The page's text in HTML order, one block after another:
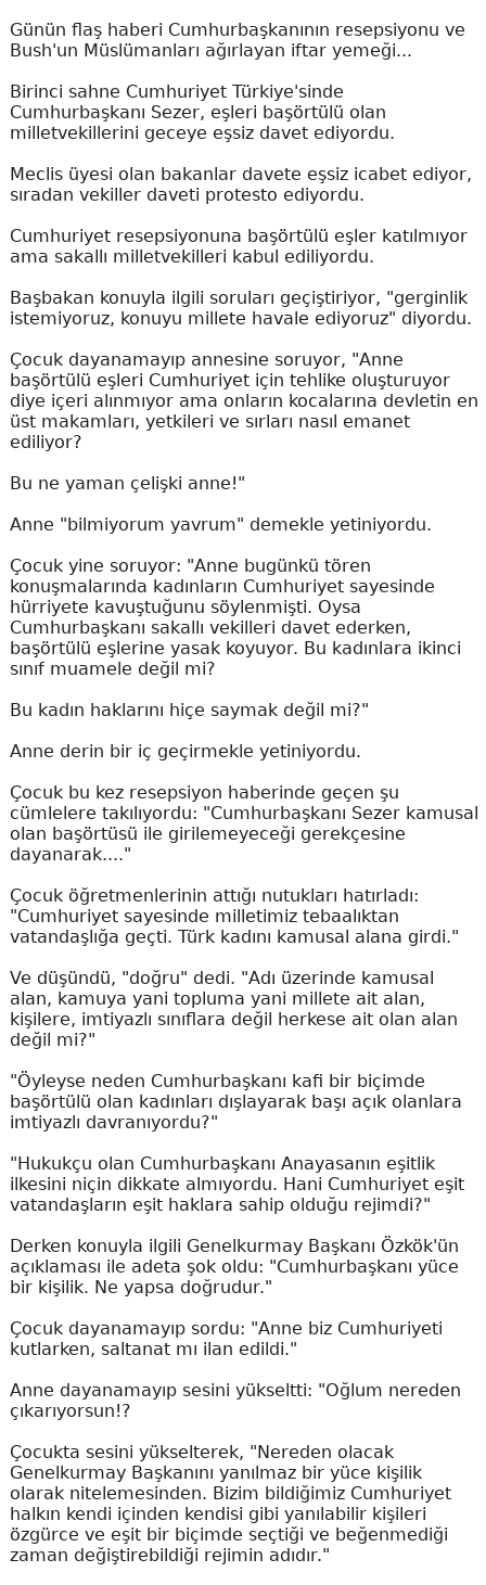
Günün flaş haberi Cumhurbaşkanının resepsiyonu ve
Bush'un Müslümanları ağırlayan iftar yemeği...
Birinci sahne Cumhuriyet Türkiye'sinde
Cumhurbaşkanı Sezer, eşleri başörtülü olan
milletvekillerini geceye eşsiz davet ediyordu.
Meclis üyesi olan bakanlar davete eşsiz icabet ediyor,
sıradan vekiller daveti protesto ediyordu.
Cumhuriyet resepsiyonuna başörtülü eşler katılmıyor
ama sakallı milletvekilleri kabul ediliyordu.
Başbakan konuyla ilgili soruları geçiştiriyor, "gerginlik
istemiyoruz, konuyu millete havale ediyoruz" diyordu.
Çocuk dayanamayıp annesine soruyor, "Anne
başörtülü eşleri Cumhuriyet için tehlike oluşturuyor
diye içeri alınmıyor ama onların kocalarına devletin en
üst makamları, yetkileri ve sırları nasıl emanet
ediliyor?
Bu ne yaman çelişki anne!"
Anne "bilmiyorum yavrum" demekle yetiniyordu.
Çocuk yine soruyor: "Anne bugünkü tören
konuşmalarında kadınların Cumhuriyet sayesinde
hürriyete kavuştuğunu söylenmişti. Oysa
Cumhurbaşkanı sakallı vekilleri davet ederken,
başörtülü eşlerine yasak koyuyor. Bu kadınlara ikinci
sınıf muamele değil mi?
Bu kadın haklarını hiçe saymak değil mi?"
Anne derin bir iç geçirmekle yetiniyordu.
Çocuk bu kez resepsiyon haberinde geçen şu
cümlelere takılıyordu: "Cumhurbaşkanı Sezer kamusal
olan başörtüsü ile girilemeyeceği gerekçesine
dayanarak...."
Çocuk öğretmenlerinin attığı nutukları hatırladı:
"Cumhuriyet sayesinde milletimiz tebaalıktan
vatandaşlığa geçti. Türk kadını kamusal alana girdi."
Ve düşündü, "doğru" dedi. "Adı üzerinde kamusal
alan, kamuya yani topluma yani millete ait alan,
kişilere, imtiyazlı sınıflara değil herkese ait olan alan
değil mi?"
"Öyleyse neden Cumhurbaşkanı kafi bir biçimde
başörtülü olan kadınları dışlayarak başı açık olanlara
imtiyazlı davranıyordu?"
"Hukukçu olan Cumhurbaşkanı Anayasanın eşitlik
ilkesini niçin dikkate almıyordu. Hani Cumhuriyet eşit
vatandaşların eşit haklara sahip olduğu rejimdi?"
Derken konuyla ilgili Genelkurmay Başkanı Özkök'ün
açıklaması ile adeta şok oldu: "Cumhurbaşkanı yüce
bir kişilik. Ne yapsa doğrudur."
Çocuk dayanamayıp sordu: "Anne biz Cumhuriyeti
kutlarken, saltanat mı ilan edildi."
Anne dayanamayıp sesini yükseltti: "Oğlum nereden
çıkarıyorsun!?
Çocukta sesini yükselterek, "Nereden olacak
Genelkurmay Başkanını yanılmaz bir yüce kişilik
olarak nitelemesinden. Bizim bildiğimiz Cumhuriyet
halkın kendi içinden kendisi gibi yanılabilir kişileri
özgürce ve eşit bir biçimde seçtiği ve beğenmediği
zaman değiştirebildiği rejimin adıdır."